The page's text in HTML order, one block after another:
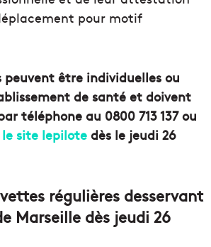
pour motif
peuvent être individuelles ou
de santé et doivent
téléphone au 0800 713 137 ou
le site lepilote dès le jeudi 26
régulières desservant
Marseille dès jeudi 26